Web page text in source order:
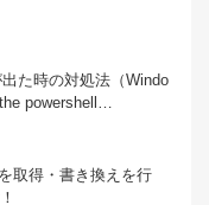
た時の対処法（Windo
powershell…
取得・書き換えを行